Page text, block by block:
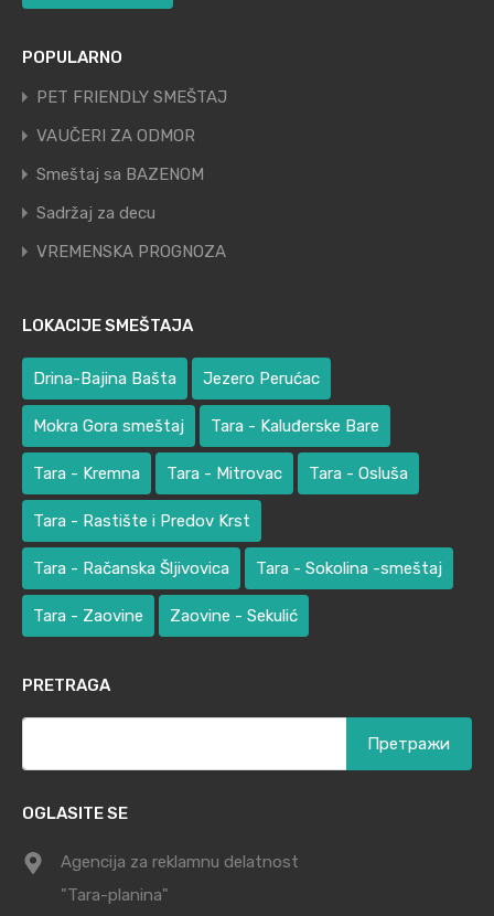
POPULARNO
PET FRIENDLY SMEŠTAJ
VAUČERI ZA ODMOR
Smeštaj sa BAZENOM
Sadržaj za decu
VREMENSKA PROGNOZA
LOKACIJE SMEŠTAJA
Drina-Bajina Bašta Jezero Perućac
Mokra Gora smeštaj Tara - Kaluđerske Bare
Tara - Kremna Tara - Mitrovac Tara - Osluša
Tara - Rastište i Predov Krst
Tara - Račanska Šljivovica Tara - Sokolina -smeštaj
Tara - Zaovine Zaovine - Sekulić
PRETRAGA
OGLASITE SE
Agencija za reklamnu delatnost
"Tara-planina"